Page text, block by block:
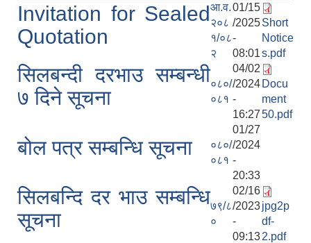
Invitation for Sealed
Quotation
आ.व.
२०८
१/०८
२
01/15
/2025
-
08:01
Short
Notice
s.pdf
सिलबन्दी दरभाउ सम्बन्धी
७ दिने सूचना
०८०/
०८१
04/02
/2024
-
16:27
Docu
ment
50.pdf
बोल पत्र सम्बन्धि सूचना
०८०/
०८१
01/27
/2024
-
20:33
सिलबन्दि दर भाउ सम्बन्धि
सूचना
७९/८
०
02/16
/2023
-
09:13
jpg2p
df-
2.pdf